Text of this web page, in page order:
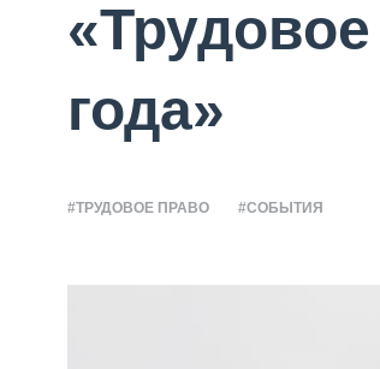
года»
#ТРУДОВОЕ ПРАВО #СОБЫТИЯ